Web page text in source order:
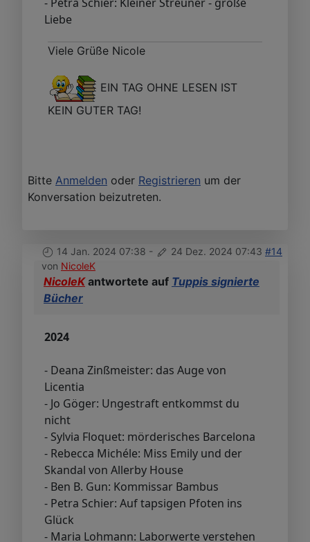
Liebe
Viele Grüße Nicole
EIN TAG OHNE LESEN IST
KEIN GUTER TAG!
Bitte Anmelden oder Registrieren um der
Konversation beizutreten.
14 Jan. 2024 07:38 - 24 Dez. 2024 07:43 #14
von NicoleK
NicoleKantwortete auf Tuppis signierte
Bücher
2024
- Deana Zinßmeister: das Auge von
Licentia
- Jo Göger: Ungestraft entkommst du
nicht
- Sylvia Floquet: mörderisches Barcelona
- Rebecca Michéle: Miss Emily und der
Skandal von Allerby House
- Ben B. Gun: Kommissar Bambus
- Petra Schier: Auf tapsigen Pfoten ins
Glück
- Maria Lohmann: Laborwerte verstehen